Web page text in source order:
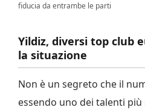
fiducia da entrambe le parti
Yildiz, diversi top club
la situazione
Non è un segreto che il
essendo uno dei talenti